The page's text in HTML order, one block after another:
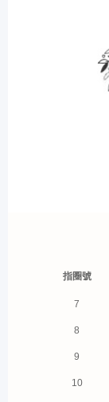
指圈號
7
8
9
10